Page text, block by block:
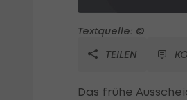
Textquelle: ©
TEILEN
Das frühe